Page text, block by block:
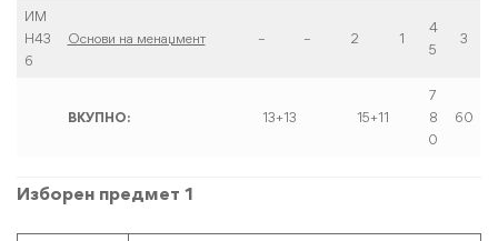
ИМ
Н4З
6
Основи на менаџмент – – 2 1
4
5
3
ВКУПНО: 13+13 15+11
7
8
0
60
Изборен предмет 1